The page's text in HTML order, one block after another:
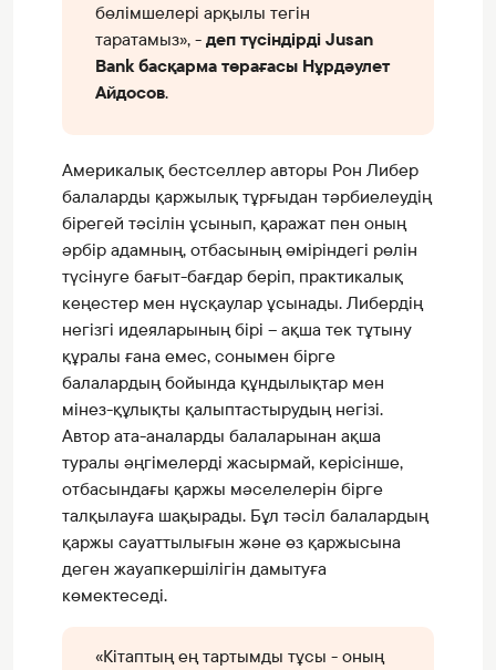
бөлімшелері арқылы тегін
таратамыз», -деп түсіндірді Jusan
Bank басқарма төрағасы Нұрдәулет
Айдосов.
Америкалық бестселлер авторы Рон Либер
балаларды қаржылық тұрғыдан тәрбиелеудің
бірегей тәсілін ұсынып, қаражат пен оның
әрбір адамның, отбасының өміріндегі рөлін
түсінуге бағыт-бағдар беріп, практикалық
кеңестер мен нұсқаулар ұсынады. Либердің
негізгі идеяларының бірі – ақша тек тұтыну
құралы ғана емес, сонымен бірге
балалардың бойында құндылықтар мен
мінез-құлықты қалыптастырудың негізі.
Автор ата-аналарды балаларынан ақша
туралы әңгімелерді жасырмай, керісінше,
отбасындағы қаржы мәселелерін бірге
талқылауға шақырады. Бұл тәсіл балалардың
қаржы сауаттылығын және өз қаржысына
деген жауапкершілігін дамытуға
көмектеседі.
«Кітаптың ең тартымды тұсы - оның